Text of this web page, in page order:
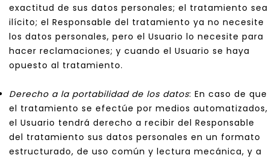
exactitud de sus datos personales; el tratamiento sea
ilícito; el Responsable del tratamiento ya no necesite
los datos personales, pero el Usuario lo necesite para
hacer reclamaciones; y cuando el Usuario se haya
opuesto al tratamiento.
Derecho a la portabilidad de los datos: En caso de que
el tratamiento se efectúe por medios automatizados,
el Usuario tendrá derecho a recibir del Responsable
del tratamiento sus datos personales en un formato
estructurado, de uso común y lectura mecánica, y a